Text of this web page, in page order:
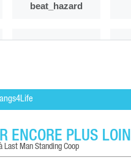
ENCORE PLUS LOIN
Last Man Standing Coop